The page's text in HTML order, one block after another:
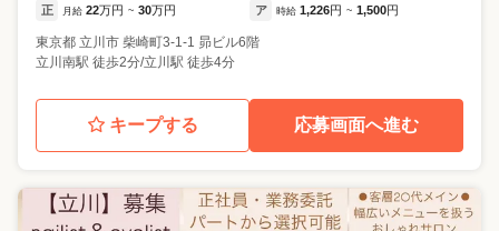
正 月給 22万円 ~ 30万円 ア 時給 1,226円 ~ 1,500円
東京都 立川市 柴崎町3-1-1 昴ビル6階
立川南駅 徒歩2分/立川駅 徒歩4分
キープする 応募画面へ進む